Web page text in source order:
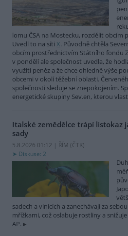
lomu ČSA na Mostecku, rozdělit obcím
Uvedl to na síti X. Původně chtěla
obcím prostřednictvím Státního fondu
v pondělí ale společnost uvedla, že
využití peněz a že chce ohledně výše
obcemi v okolí těžební oblasti.
společnosti sleduje se znepokojením.
energetické skupiny Sev.en, kterou
Italské zemědělce trápí listokaz
sady
5.8.2026 01:12 | ŘÍM (ČTK)
Diskuse: 2
sadech a vinicích a zanechávají za
mřížkami, což oslabuje rostliny a
AP.